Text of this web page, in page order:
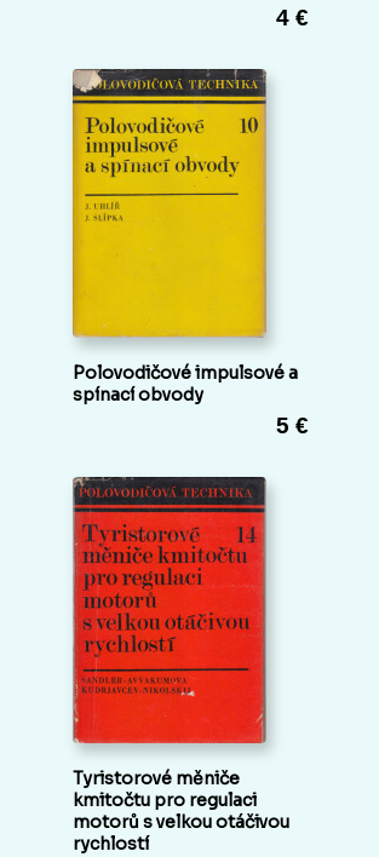
4 €
Polovodičové impulsové a
spínací obvody
5 €
Tyristorové měniče
kmitočtu pro regulaci
motorů s velkou otáčivou
rychlostí